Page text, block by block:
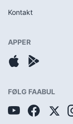
Kontakt
APPER
FØLG FAABUL